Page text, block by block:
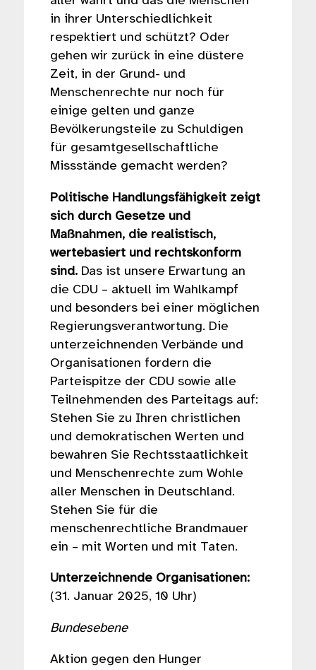
in ihrer Unterschiedlichkeit
respektiert und schützt? Oder
gehen wir zurück in eine düstere
Zeit, in der Grund- und
Menschenrechte nur noch für
einige gelten und ganze
Bevölkerungsteile zu Schuldigen
für gesamtgesellschaftliche
Missstände gemacht werden?
Politische Handlungsfähigkeit zeigt
sich durch Gesetze und
Maßnahmen, die realistisch,
wertebasiert und rechtskonform
sind. Das ist unsere Erwartung an
die CDU – aktuell im Wahlkampf
und besonders bei einer möglichen
Regierungsverantwortung. Die
unterzeichnenden Verbände und
Organisationen fordern die
Parteispitze der CDU sowie alle
Teilnehmenden des Parteitags auf:
Stehen Sie zu Ihren christlichen
und demokratischen Werten und
bewahren Sie Rechtsstaatlichkeit
und Menschenrechte zum Wohle
aller Menschen in Deutschland.
Stehen Sie für die
menschenrechtliche Brandmauer
ein – mit Worten und mit Taten.
Unterzeichnende Organisationen:
(31. Januar 2025, 10 Uhr)
Bundesebene
Aktion gegen den Hunger